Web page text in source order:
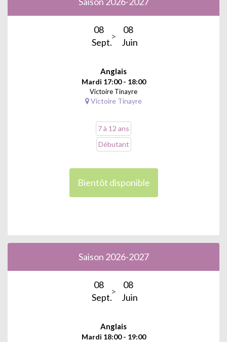
08
Sept.
08
Juin
Anglais
Mardi 17:00 - 18:00
Victoire Tinayre
Victoire Tinayre
7 à 12 ans
Débutant
Bientôt disponible
Saison 2026-2027
08
Sept.
08
Juin
Anglais
Mardi 18:00 - 19:00